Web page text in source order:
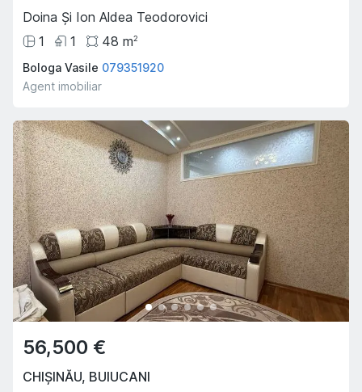
Doina Și Ion Aldea Teodorovici
1
1 48 m2
Bologa Vasile 079351920
Agent imobiliar
56,500 €
CHIȘINĂU, BUIUCANI